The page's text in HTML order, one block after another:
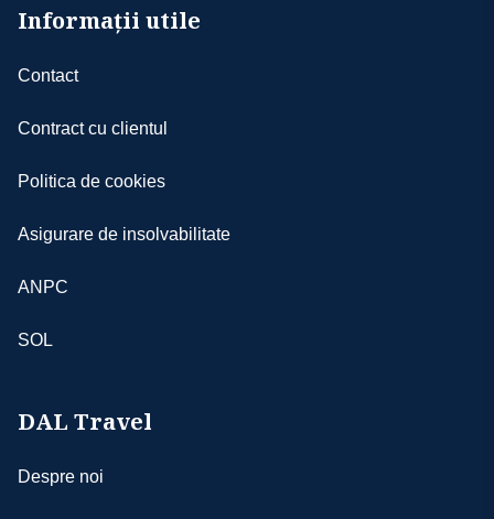
Informații utile
Contact
Contract cu clientul
Politica de cookies
Asigurare de insolvabilitate
ANPC
SOL
DAL Travel
Despre noi